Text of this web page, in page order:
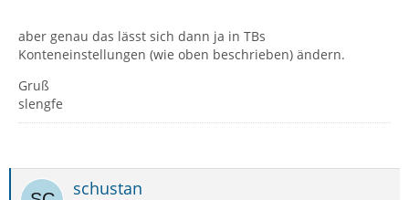
aber genau das lässt sich dann ja in TBs
Konteneinstellungen (wie oben beschrieben) ändern.
Gruß
slengfe
schustan